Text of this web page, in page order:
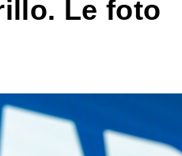
Le foto